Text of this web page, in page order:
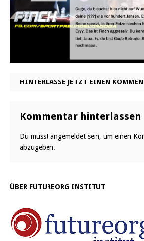
HINTERLASSE JETZT EINEN
Kommentar hinterlassen
Du musst angemeldet sein, um einen
abzugeben.
ÜBER FUTUREORG INSTITUT